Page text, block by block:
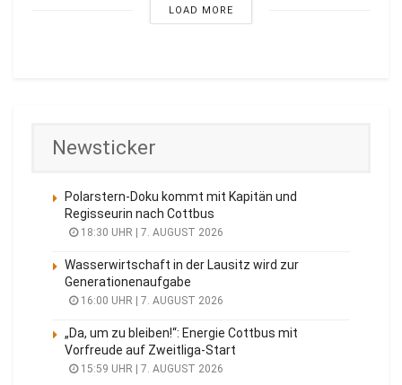
LOAD MORE
Newsticker
Polarstern-Doku kommt mit Kapitän und
Regisseurin nach Cottbus
18:30 UHR | 7. AUGUST 2026
Wasserwirtschaft in der Lausitz wird zur
Generationenaufgabe
16:00 UHR | 7. AUGUST 2026
„Da, um zu bleiben!“: Energie Cottbus mit
Vorfreude auf Zweitliga-Start
15:59 UHR | 7. AUGUST 2026